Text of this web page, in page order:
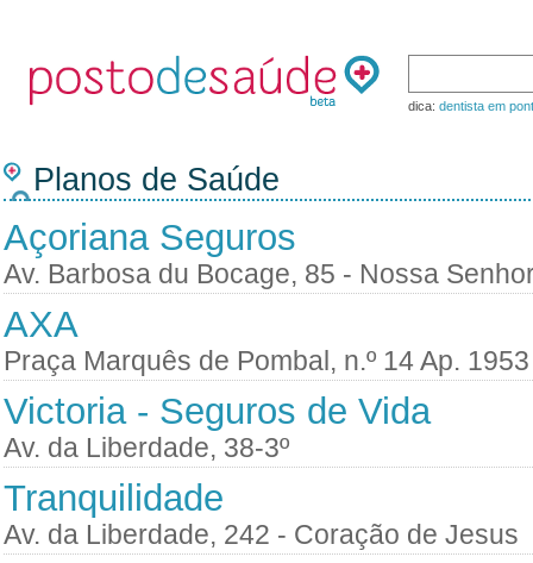
dica: dentista em
Planos de Saúde
Açoriana Seguros
Av. Barbosa du Bocage, 85 - Nossa
AXA
Praça Marquês de Pombal, n.º 14 Ap.
Victoria - Seguros de Vida
Av. da Liberdade, 38-3º
Tranquilidade
Av. da Liberdade, 242 - Coração de Jesus